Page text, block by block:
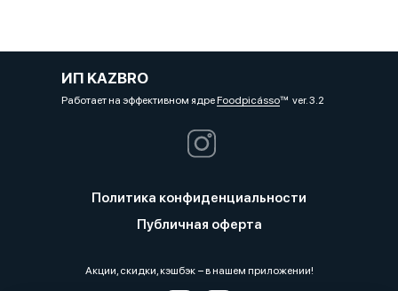
ИП KAZBRO
Работает на эффективном ядреFoodpicássover. 3.2
Политика конфиденциальности
Публичная оферта
Акции, скидки, кэшбэк − в нашем приложении!